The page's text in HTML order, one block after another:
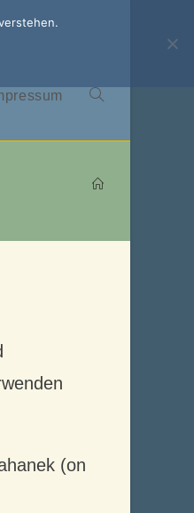
Website-
Suche
umschalten
(on